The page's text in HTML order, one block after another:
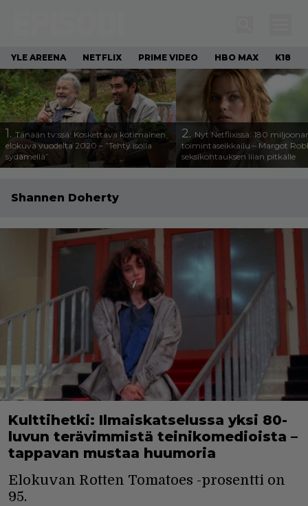
YLE AREENA NETFLIX PRIME VIDEO HBO MAX K18
1. Tänään tv:ssä: Koskettava kotimainen
elokuva vuodelta 2020 – ”Tehty isolla
sydämellä”
2. Nyt Netflixissä: 180
toimintaseikkailu – Margot
seksikohtauksen liian pitkälle
Shannen Doherty
Kulttihetki: Ilmaiskatselussa yksi 80-
luvun terävimmistä teinikomedioista –
tappavan mustaa huumoria
Elokuvan Rotten Tomatoes -prosentti on
95.